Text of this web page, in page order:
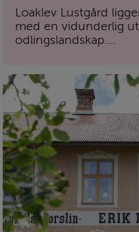
Loaklev Lustgård
med en vidunderlig
odlingslandskap....